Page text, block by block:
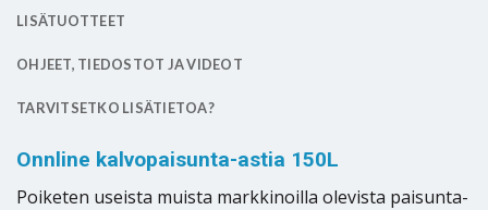
LISÄTUOTTEET
OHJEET, TIEDOSTOT JA VIDEOT
TARVITSETKO LISÄTIETOA?
Onnline kalvopaisunta-astia 150L
Poiketen useista muista markkinoilla olevista paisunta-